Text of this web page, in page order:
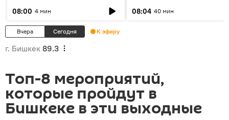
08:00 4 мин
08:04 40 мин
Вчера Сегодня К эфиру
г. Бишкек 89.3
Топ-8 мероприятий,
которые пройдут в
Бишкеке в эти выходные